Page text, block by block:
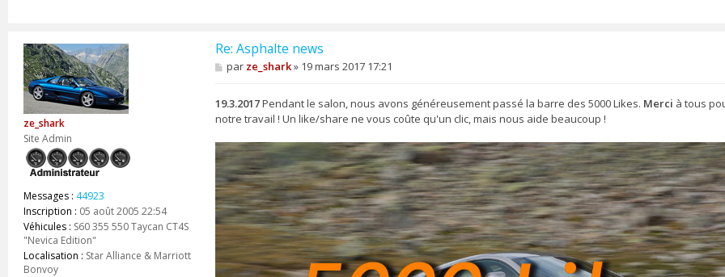
ze_shark
Site Admin
Messages : 44923
Inscription : 05 août 2005 22:54
Véhicules : S60 355 550 Taycan CT4S
"Nevica Edition"
Localisation : Star Alliance & Marriott
Bonvoy
Re: Asphalte news
M
e
s
a
g
par ze_shark» 19 mars 2017 17:21
19.3.2017Pendant le salon, nous avons généreusement passé la barre des 5000 Likes. Merci à tous
notre travail ! Un like/share ne vous coûte qu'un clic, mais nous aide beaucoup !